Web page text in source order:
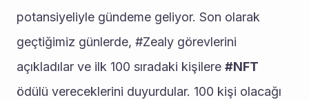
potansiyeliyle gündeme geliyor. Son olarak
geçtiğimiz günlerde, #Zealy görevlerini
açıkladılar ve ilk 100 sıradaki kişilere #NFT
ödülü vereceklerini duyurdular. 100 kişi olacağı